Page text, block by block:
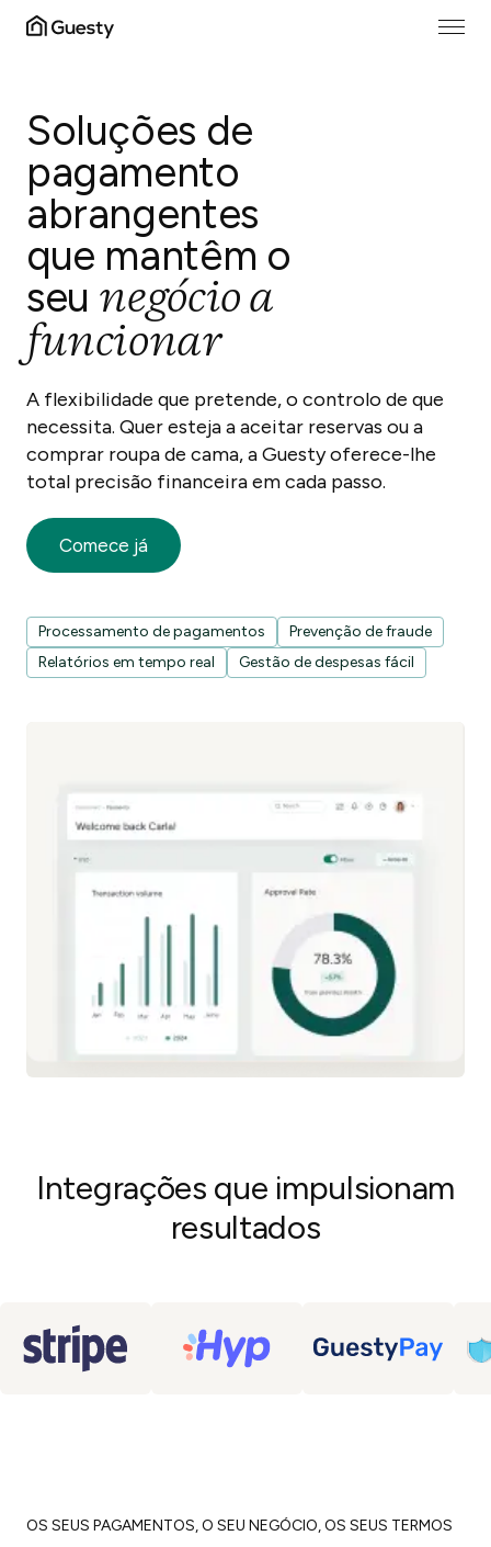
Processamento de pagamentos
Prevenção de fraude
Relatórios em tempo real
Gestão de despesas fácil
Soluções de
pagamento
abrangentes
que mantêm o
seu negócio a
funcionar
A flexibilidade que pretende, o controlo de que
necessita. Quer esteja a aceitar reservas ou a
comprar roupa de cama, a Guesty oferece-lhe
total precisão financeira em cada passo.
Comece já
Integrações que impulsionam
resultados
OS SEUS PAGAMENTOS, O SEU NEGÓCIO, OS SEUS TERMOS